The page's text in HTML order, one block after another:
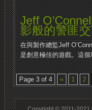
Jeff
影般的警匪
在與製作總監Jeff
是創意極佳的遊戲。這
Page 3 of 4 « 1 2